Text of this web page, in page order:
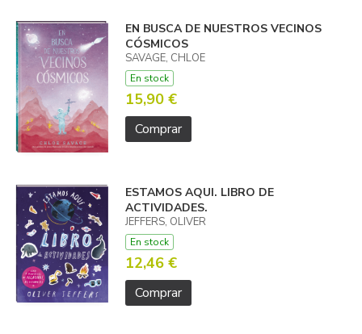
EN BUSCA DE NUESTROS VECINOS
CÓSMICOS
SAVAGE, CHLOE
En stock
15,90 €
Comprar
ESTAMOS AQUI. LIBRO DE
ACTIVIDADES.
JEFFERS, OLIVER
En stock
12,46 €
Comprar